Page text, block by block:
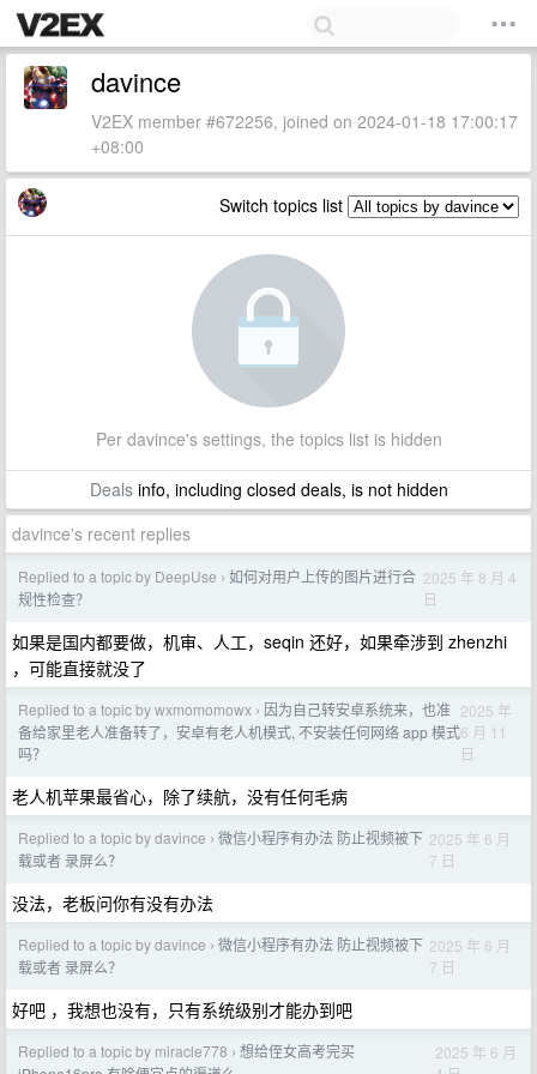
davince
V2EX member #672256, joined on 2024-01-18 17:00:17
+08:00
Switch topics list
Per davince's settings, the topics list is hidden
Dealsinfo, including closed deals, is not hidden
davince's recent replies
Replied to a topic by DeepUse › 如何对用户上传的图片进行合
规性检查？
2025 年 8 月 4
日
如果是国内都要做，机审、人工，seqin 还好，如果牵涉到 zhenzhi
，可能直接就没了
Replied to a topic by wxmomomowx › 因为自己转安卓系统来，也准
备给家里老人准备转了，安卓有老人机模式, 不安装任何网络 app 模式
吗？
2025 年
6 月 11
日
老人机苹果最省心，除了续航，没有任何毛病
Replied to a topic by davince › 微信小程序有办法 防止视频被下
载或者 录屏么？
2025 年 6 月
7 日
没法，老板问你有没有办法
Replied to a topic by davince › 微信小程序有办法 防止视频被下
载或者 录屏么？
2025 年 6 月
7 日
好吧 ，我想也没有，只有系统级别才能办到吧
Replied to a topic by miracle778 › 想给侄女高考完买
2025 年 6 月